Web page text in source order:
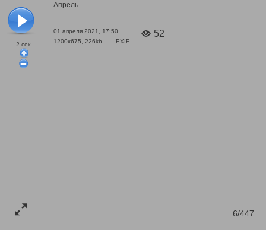
2 сек.
Апрель
01 апреля 2021, 17:50
1200x675, 226kb
EXIF
52
6/447